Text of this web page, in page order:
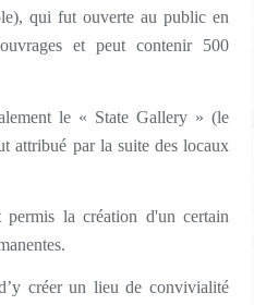
qui fut ouverte au public en
et peut contenir 500
le « State Gallery » (le
attribué par la suite des locaux
permis la création d'un certain
créer un lieu de convivialité